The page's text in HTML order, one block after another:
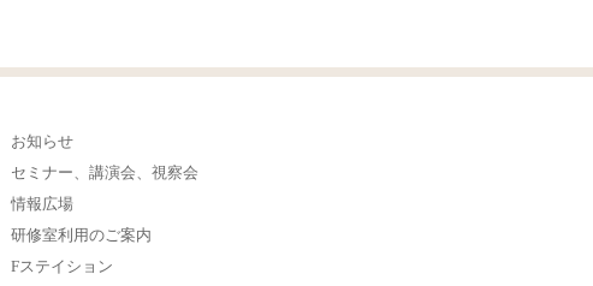
お知らせ
セミナー、講演会、視察会
情報広場
研修室利用のご案内
Fステイション